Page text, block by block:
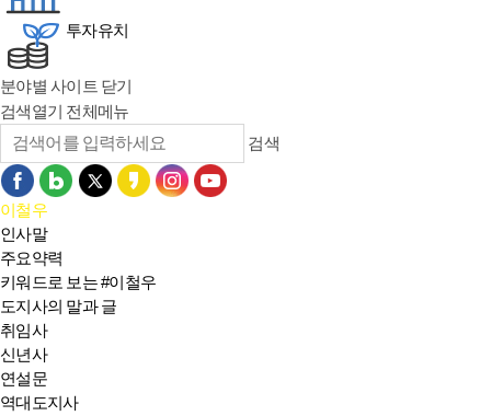
투자유치
분야별 사이트 닫기
검색열기 전체메뉴
검색
이철우
인사말
주요약력
키워드로 보는 #이철우
도지사의 말과 글
취임사
신년사
연설문
역대도지사